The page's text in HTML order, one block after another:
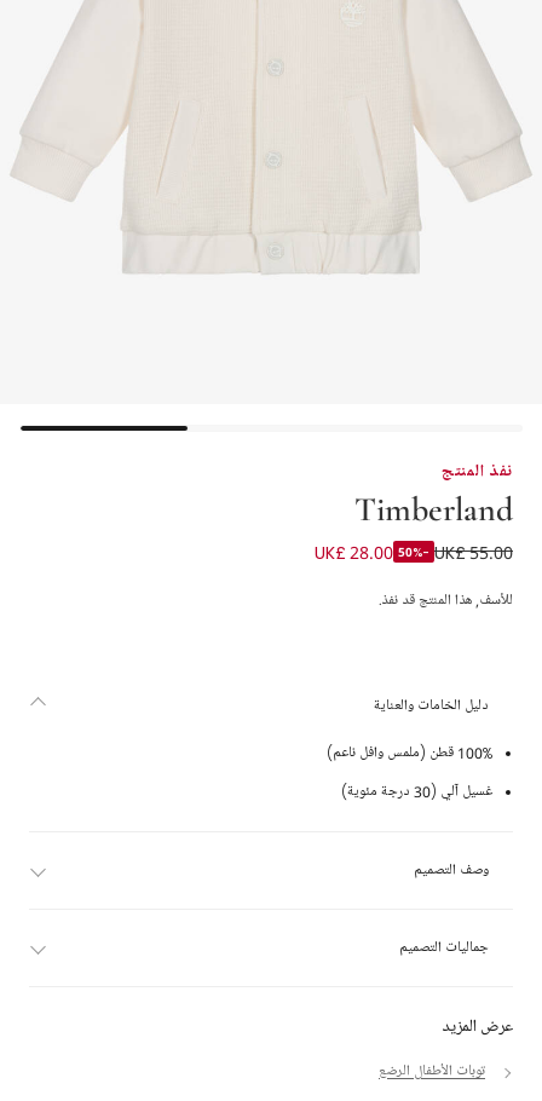
نفذ المنتج
Timberland
كارديغان قطن لون عاجي للأولاد الرضع
UK£ 55.00
-50%
UK£ 28.00
للأسف, هذا المنتج قد نفذ.
عرض المزيد
توبات الأطفال الرضع
دليل الخامات والعناية
100% قطن (ملمس وافل ناعم)
غسيل آلي (30 درجة مئوية)
وصف التصميم
جماليات التصميم